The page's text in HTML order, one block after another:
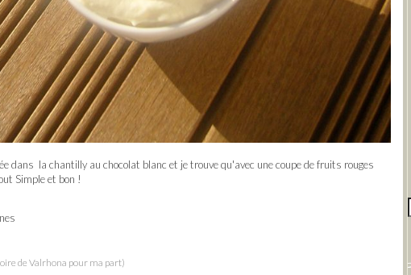
dans la chantilly au chocolat blanc et je trouve qu'avec une coupe de fruits rouges
Simple et bon !
de Valrhona pour ma part)